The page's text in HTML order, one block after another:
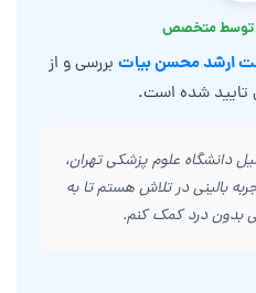
توسط متخصص
ارشد محسن بیات بررسی و از
شده است.
دانشگاه علوم پزشکی تهران،
بالینی در تلاش هستم تا به
بدون درد کمک کنم.